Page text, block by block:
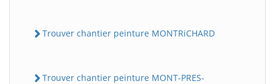
Trouver chantier peinture MONTRiCHARD
Trouver chantier peinture MONT-PRES-